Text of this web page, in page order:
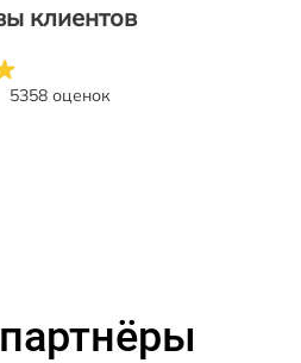
клиентов
5358 оценок